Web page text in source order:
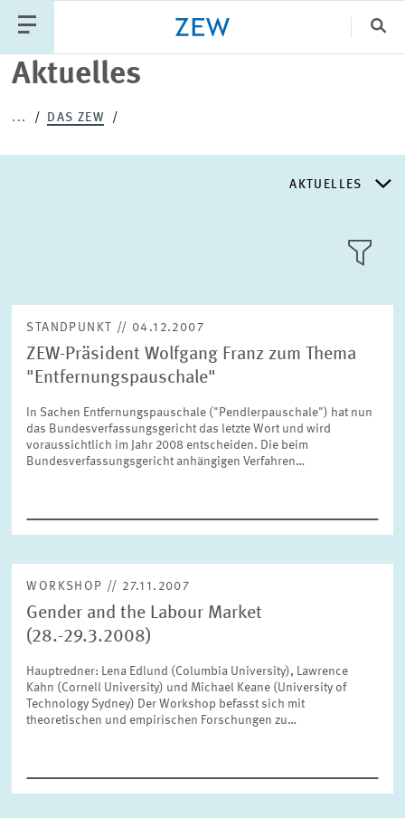
Aktuelles
... DAS ZEW
AKTUELLES
AKTUELLES
ÜBER DAS ZEW
GESCHICHTE
FORSCHUNG
GREMIEN
WISSENSCHAFTSPREIS
Text
Bereiche
Themen
Schlagworte
STANDPUNKT // 04.12.2007
ZEW-Präsident Wolfgang Franz zum Thema
"Entfernungspauschale"
In Sachen Entfernungspauschale ("Pendlerpauschale") hat nun
das Bundesverfassungsgericht das letzte Wort und wird
voraussichtlich im Jahr 2008 entscheiden. Die beim
Bundesverfassungsgericht anhängigen Verfahren…
WORKSHOP // 27.11.2007
Gender and the Labour Market
(28.-29.3.2008)
Hauptredner: Lena Edlund (Columbia University), Lawrence
Kahn (Cornell University) und Michael Keane (University of
Technology Sydney) Der Workshop befasst sich mit
theoretischen und empirischen Forschungen zu…